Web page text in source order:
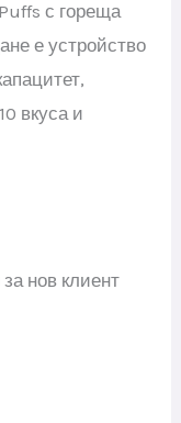
с гореща
е устройство
вкуса и
нов клиент